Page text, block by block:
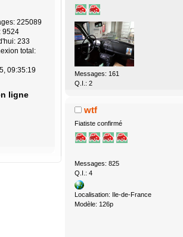
225089
9524
233
total:
09:35:19
ligne
Messages: 161
Q.I.: 2
wtf
Fiatiste confirmé
Messages: 825
Q.I.: 4
Localisation: Ile-de-France
Modèle: 126p